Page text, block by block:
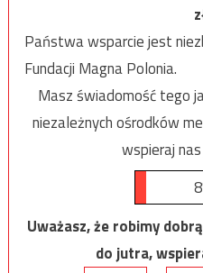
Państwa wsparcie jest
Fundacji Magna Polonia.
Masz świadomość tego
niezależnych ośrodków
wspieraj
Uważasz, że robimy
do jutra,